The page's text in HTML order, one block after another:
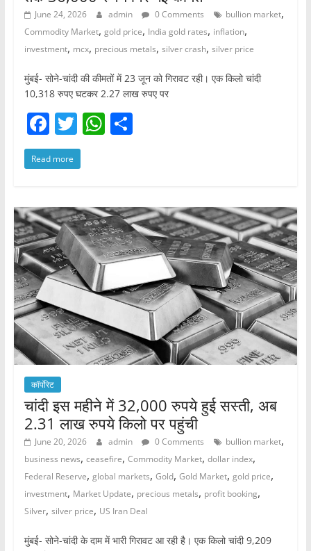
June 24, 2026 admin 0 Comments bullion market,
Commodity Market, gold price, India gold rates, inflation,
investment, mcx, precious metals, silver crash, silver price
मुंबई- सोने-चांदी की कीमतों में 23 जून को गिरावट रही। एक किलो चांदी
10,318 रुपए घटकर 2.27 लाख रुपए पर
F
a
c
b
o
o
k
T
w
itt
W
A
p
p
S
Read more
कॉर्पोरेट
चांदी इस महीने में 32,000 रुपये हुई सस्ती, अब
2.31 लाख रुपये किलो पर पहुंची
June 20, 2026 admin 0 Comments bullion market,
business news, ceasefire, Commodity Market, dollar index,
Federal Reserve, global markets, Gold, Gold Market, gold price,
investment, Market Update, precious metals, profit booking,
Silver, silver price, US Iran Deal
मुंबई- सोने-चांदी के दाम में भारी गिरावट आ रही है। एक किलो चांदी 9,209